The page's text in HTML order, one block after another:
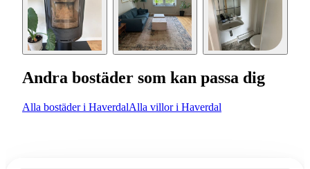
Andra bostäder som kan passa dig
Alla bostäder i HaverdalAlla villor i Haverdal